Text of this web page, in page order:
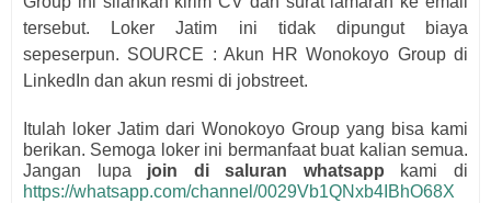
tersebut. Loker Jatim ini tidak dipungut biaya
sepeserpun. SOURCE : Akun HR Wonokoyo Group di
LinkedIn dan akun resmi di jobstreet.
Itulah loker Jatim dari Wonokoyo Group yang bisa kami
berikan. Semoga loker ini bermanfaat buat kalian semua.
Jangan lupa join di saluran whatsapp kami di
https://whatsapp.com/channel/0029Vb1QNxb4IBhO68X